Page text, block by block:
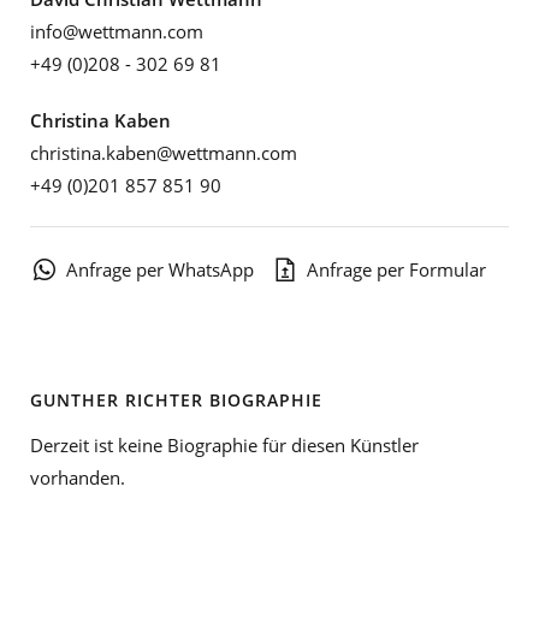
info@wettmann.com
+49 (0)208 - 302 69 81
Christina Kaben
christina.kaben@wettmann.com
+49 (0)201 857 851 90
Anfrage per WhatsApp Anfrage per Formular
GUNTHER RICHTER BIOGRAPHIE
Derzeit ist keine Biographie für diesen Künstler
vorhanden.